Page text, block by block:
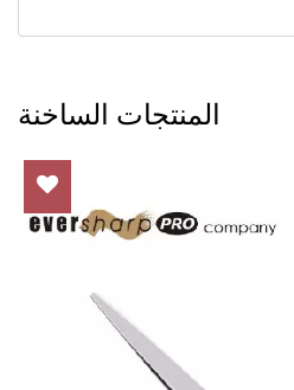
المنتجات الساخنة